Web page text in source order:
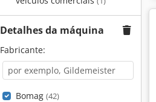
Detalhes da máquina
Fabricante:
Bomag (42)